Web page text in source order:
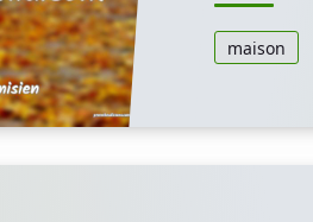
maison